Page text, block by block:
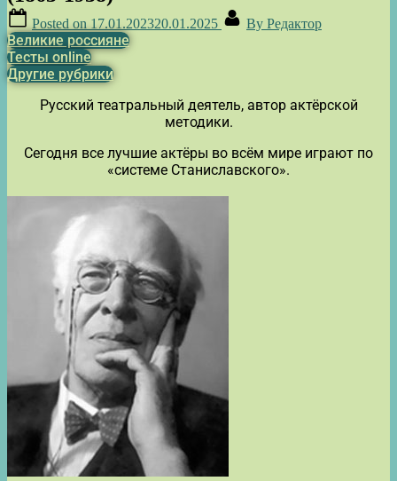
Posted on 17.01.202320.01.2025 By Редактор
Великие россияне
Тесты online
Другие рубрики
Русский театральный деятель, автор актёрской
методики.
Сегодня все лучшие актёры во всём мире играют по
«системе Станиславского».